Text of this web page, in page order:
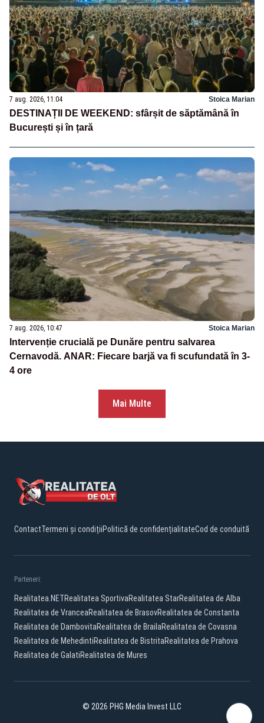
7 aug. 2026, 11:04 Stoica Marian
DESTINAȚII DE WEEKEND: sfârșit de săptămână în
București și în țară
7 aug. 2026, 10:47 Stoica Marian
Intervenție crucială pe Dunăre pentru salvarea
Cernavodă. ANAR: Fiecare barjă va fi scufundată în 3-
4 ore
Mai Multe
ContactTermeni și condițiiPolitică de confidențialitateCod de conduită
Parteneri:
Realitatea.NETRealitatea SportivaRealitatea StarRealitatea de Alba
Realitatea de VranceaRealitatea de BrasovRealitatea de Constanta
Realitatea de DambovitaRealitatea de BrailaRealitatea de Covasna
Realitatea de MehedintiRealitatea de BistritaRealitatea de Prahova
Realitatea de GalatiRealitatea de Mures
© 2026 PHG Media Invest LLC